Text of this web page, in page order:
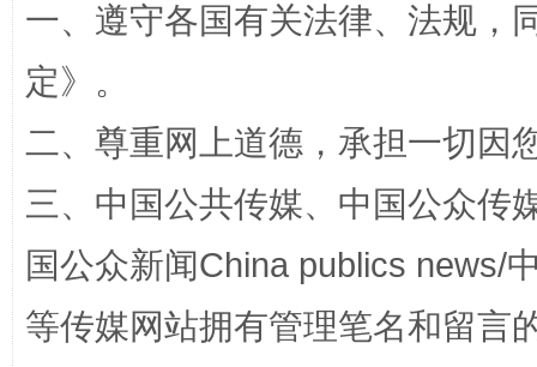
全民健身五年计划来了！等你上场
阿坝州三大球赛在茂县开幕 规模
一、遵守各国有关法律、法规，
定》。
二、尊重网上道德，承担一切因
三、中国公共传媒、中国公众传
国公众新闻China publics news/
等传媒网站拥有管理笔名和留言